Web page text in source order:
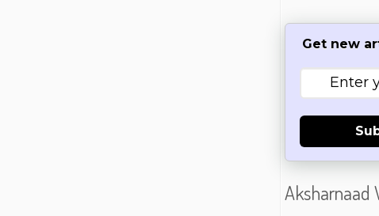
Get new
Aksharnaad